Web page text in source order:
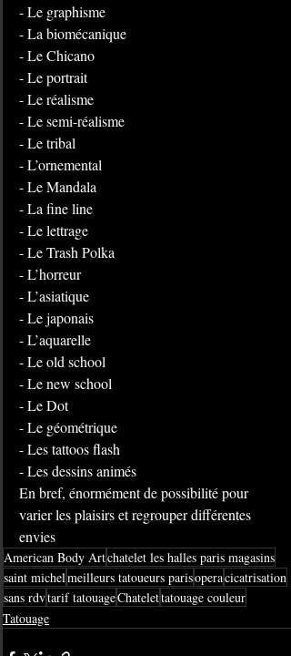
- Le graphisme
- La biomécanique
- Le Chicano
- Le portrait
- Le réalisme
- Le semi-réalisme
- Le tribal
- L’ornemental
- Le Mandala
- La fine line
- Le lettrage
- Le Trash Polka
- L’horreur
- L’asiatique
- Le japonais
- L’aquarelle
- Le old school
- Le new school
- Le Dot
- Le géométrique
- Les tattoos flash
- Les dessins animés
En bref, énormément de possibilité pour
varier les plaisirs et regrouper différentes
envies
American Body Artchatelet les halles paris magasins
saint michelmeilleurs tatoueurs parisoperacicatrisation
sans rdvtarif tatouageChatelettatouage couleur
Tatouage